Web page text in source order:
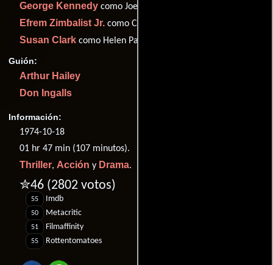
George Kennedy como Joe Patroni
Efrem Zimbalist Jr. como Captain Stacy
Susan Clark como Helen Patroni
Guión:
Arthur Hailey
Don Ingalls
Información:
1974-10-18
01 hr 47 min (107 minutos).
Thriller, Acción y Drama.
✮46 (2802 votos)
55 Imdb
50 Metacritic
51 Filmaffinity
55 Rottentomatoes